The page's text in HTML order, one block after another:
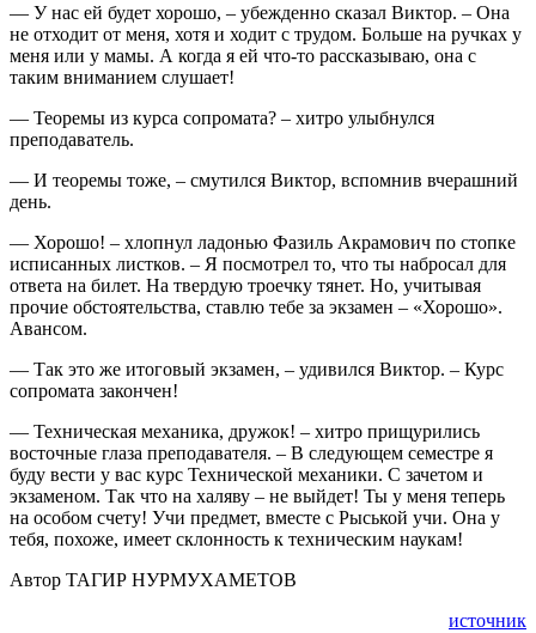
— У нас ей будет хорошо, – убежденно сказал Виктор. – Она
не отходит от меня, хотя и ходит с трудом. Больше на ручках у
меня или у мамы. А когда я ей что-то рассказываю, она с
таким вниманием слушает!
— Теоремы из курса сопромата? – хитро улыбнулся
преподаватель.
— И теоремы тоже, – смутился Виктор, вспомнив вчерашний
день.
— Хорошо! – хлопнул ладонью Фазиль Акрамович по стопке
исписанных листков. – Я посмотрел то, что ты набросал для
ответа на билет. На твердую троечку тянет. Но, учитывая
прочие обстоятельства, ставлю тебе за экзамен – «Хорошо».
Авансом.
— Так это же итоговый экзамен, – удивился Виктор. – Курс
сопромата закончен!
— Техническая механика, дружок! – хитро прищурились
восточные глаза преподавателя. – В следующем семестре я
буду вести у вас курс Технической механики. С зачетом и
экзаменом. Так что на халяву – не выйдет! Ты у меня теперь
на особом счету! Учи предмет, вместе с Рыськой учи. Она у
тебя, похоже, имеет склонность к техническим наукам!
Автор ТАГИР НУРМУХАМЕТОВ
источник